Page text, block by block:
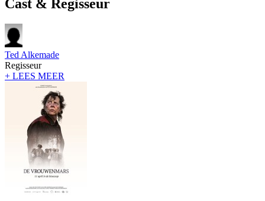
Cast & Regisseur
Ted Alkemade
Regisseur
+ LEES MEER